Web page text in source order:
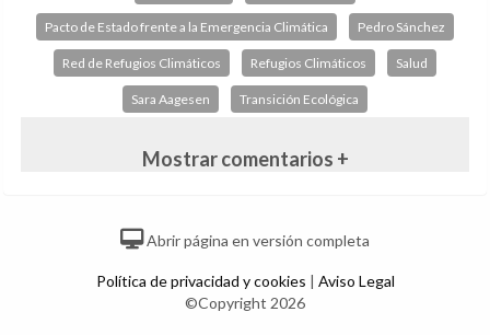
Pacto de Estado frente a la Emergencia Climática Pedro Sánchez
Red de Refugios Climáticos Refugios Climáticos Salud
Sara Aagesen Transición Ecológica
Mostrar comentarios +
Abrir página en versión completa
Política de privacidad y cookies | Aviso Legal
©Copyright 2026